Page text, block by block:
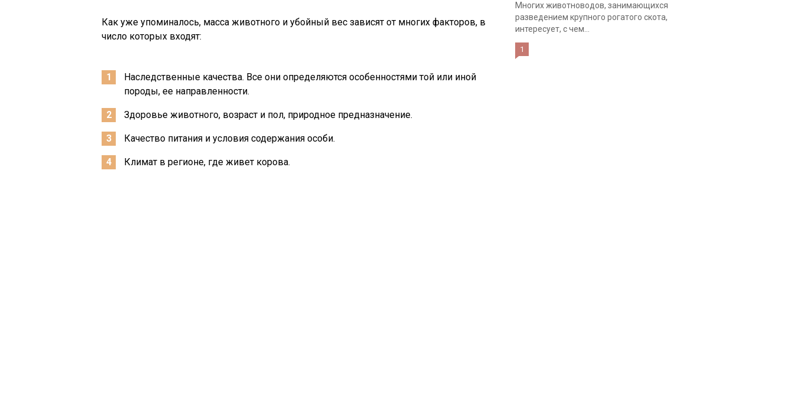
Как уже упоминалось, масса животного и убойный вес зависят от многих факторов, в
число которых входят:
Наследственные качества. Все они определяются особенностями той или иной
породы, ее направленности.
Здоровье животного, возраст и пол, природное предназначение.
Качество питания и условия содержания особи.
Климат в регионе, где живет корова.
Многих животноводов, занимающихся
разведением крупного рогатого скота,
интересует, с чем...
1